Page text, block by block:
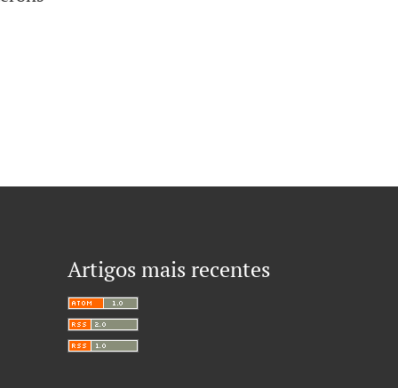
Artigos mais recentes